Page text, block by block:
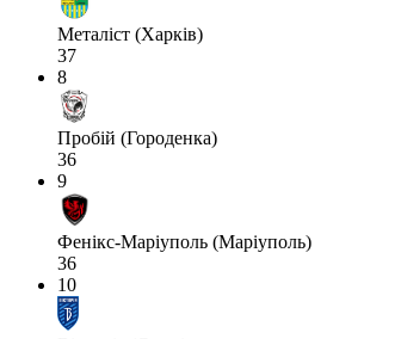
Металіст (Харків)
37
8
Пробій (Городенка)
36
9
Фенікс-Маріуполь (Маріуполь)
36
10